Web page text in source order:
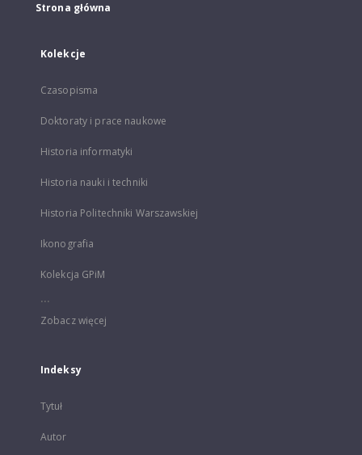
Strona główna
Kolekcje
Czasopisma
Doktoraty i prace naukowe
Historia informatyki
Historia nauki i techniki
Historia Politechniki Warszawskiej
Ikonografia
Kolekcja GPiM
...
Zobacz więcej
Indeksy
Tytuł
Autor